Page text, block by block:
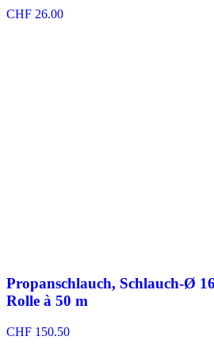
CHF 26.00
Propanschlauch, Schlauch-Ø
Rolle à 50 m
CHF 150.50